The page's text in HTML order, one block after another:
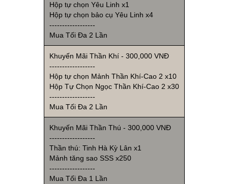
Hộp tự chọn Yêu Linh x1
Hộp tự chọn bảo cụ Yêu Linh x4
------------------
Mua Tối Đa 2 Lần
Khuyến Mãi Thần Khí - 300,000 VNĐ
------------------
Hộp tự chọn Mảnh Thần Khí-Cao 2 x10
Hộp Tự Chọn Ngọc Thần Khí-Cao 2 x30
------------------
Mua Tối Đa 2 Lần
Khuyến Mãi Thần Thú - 300,000 VNĐ
------------------
Thần thú: Tinh Hà Kỳ Lân x1
Mảnh tăng sao SSS x250
------------------
Mua Tối Đa 1 Lần